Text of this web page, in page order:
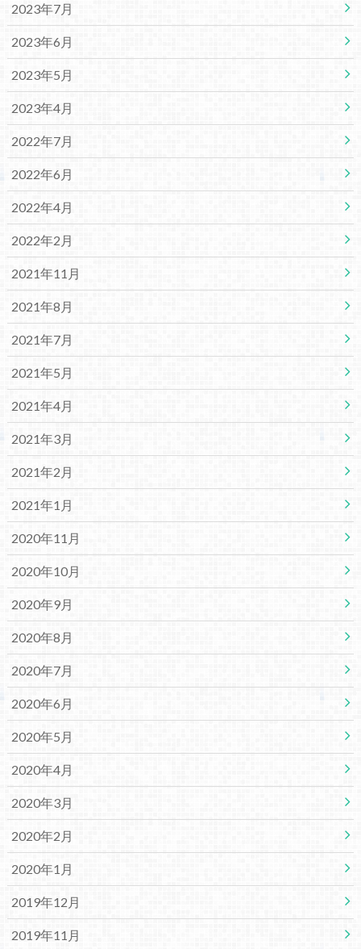
2023年7月
2023年6月
2023年5月
2023年4月
2022年7月
2022年6月
2022年4月
2022年2月
2021年11月
2021年8月
2021年7月
2021年5月
2021年4月
2021年3月
2021年2月
2021年1月
2020年11月
2020年10月
2020年9月
2020年8月
2020年7月
2020年6月
2020年5月
2020年4月
2020年3月
2020年2月
2020年1月
2019年12月
2019年11月